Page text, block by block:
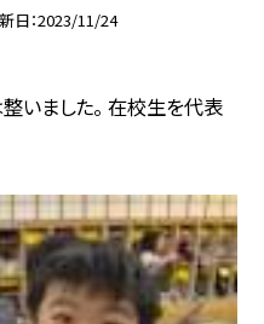
日 2023/11/24
整いました。 在校生を代表